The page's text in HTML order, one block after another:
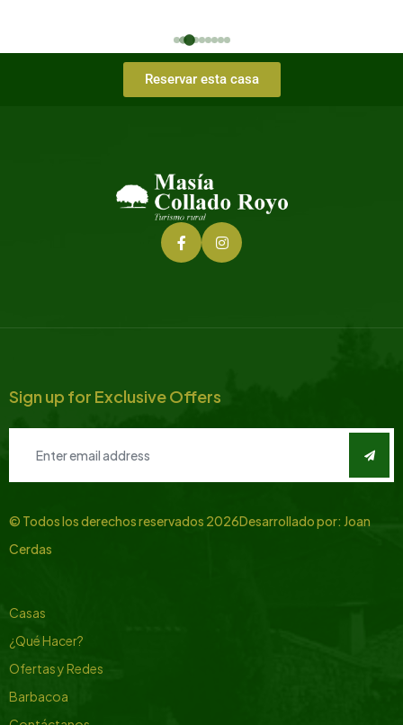
Reservar esta casa
Sign up for Exclusive Offers
© Todos los derechos reservados 2026Desarrollado por: Joan
Cerdas
Casas
¿Qué Hacer?
Ofertas y Redes
Barbacoa